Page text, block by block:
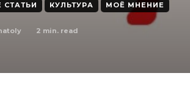
СТАТЬИ КУЛЬТУРА МОЁ МНЕНИЕ
2 min. read